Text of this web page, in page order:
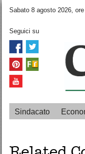
Sabato 8 agosto 2026,
Seguici su
Sindacato